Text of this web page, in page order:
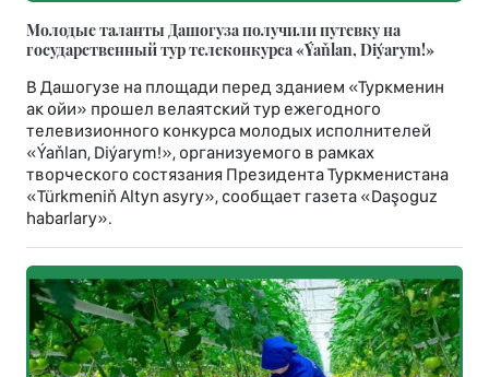
Молодые таланты Дашогуза получили путевку на
государственный тур телеконкурса «Ýaňlan, Diýarym!»
В Дашогузе на площади перед зданием «Туркменин
ак ойи» прошел велаятский тур ежегодного
телевизионного конкурса молодых исполнителей
«Ýaňlan, Diýarym!», организуемого в рамках
творческого состязания Президента Туркменистана
«Türkmeniň Altyn asyry», сообщает газета «Daşoguz
habarlary».